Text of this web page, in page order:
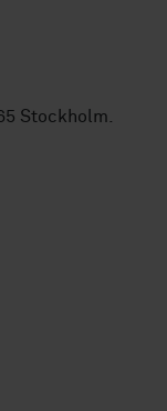
Stockholm.